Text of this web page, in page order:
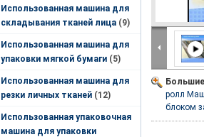
Использованная машина для
складывания тканей лица (9)
Использованная машина для
упаковки мягкой бумаги (5)
Использованная машина для
резки личных тканей (12)
Использованная упаковочная
машина для упаковки
ролл
блоком